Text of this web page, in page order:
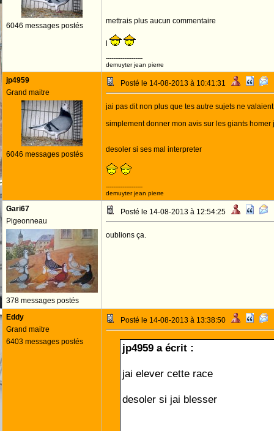
6046 messages postés
mettrais plus aucun commentaire
--------------------
demuyter jean pierre
jp4959
Grand maitre
6046 messages postés
Posté le 14-08-2013 à 10:41:31
jai pas dit non plus que tes autre sujets ne
simplement donner mon avis sur les giants
desoler si ses mal interpreter
--------------------
demuyter jean pierre
Gari67
Pigeonneau
378 messages postés
Posté le 14-08-2013 à 12:54:25
oublions ça.
Eddy
Grand maitre
6403 messages postés
Posté le 14-08-2013 à 13:38:50
jp4959 a écrit :
jai elever cette race
desoler si jai blesser